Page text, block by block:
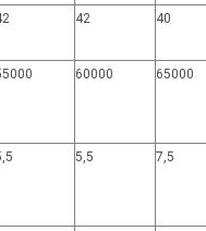
42 40
60000 65000
5,5 7,5